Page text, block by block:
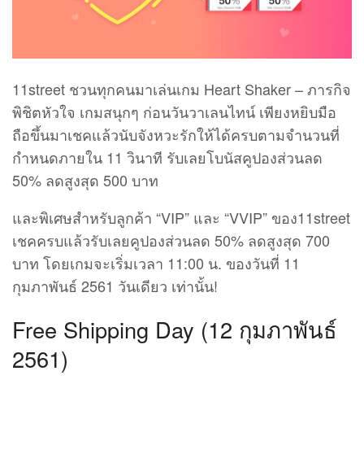
11street ชวนทุกคนมาเล่นเกม Heart Shaker – ภารกิจ
พิชิตหัวใจ เกมสนุกๆ ก่อนวันวาเลนไทน์ เพียงหยิบมือ
ถือขึ้นมาเชคแล้วนับจังหวะรักให้ได้ครบตามจำนวนที่
กำหนดภายใน 11 วินาที รับเลยโบนัสคูปองส่วนลด
50% ลดสูงสุด 500 บาท
และพิเศษสำหรับลูกค้า “VIP” และ “VVIP” ของ11street
เชคครบแล้วรับเลยคูปองส่วนลด 50% ลดสูงสุด 700
บาท โดยเกมจะเริ่มเวลา 11:00 น. ของวันที่ 11
กุมภาพันธ์ 2561 วันเดียว เท่านั้น!
Free Shipping Day (12 กุมภาพันธ์
2561)